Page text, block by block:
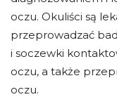
oczu. Okuliści są
przeprowadzać
i soczewki
oczu, a także
oczu.